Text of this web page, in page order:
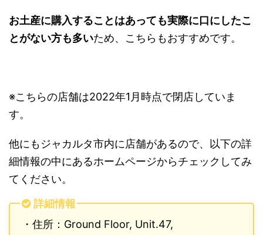
お土産に購入することはあっても実際に口にしたこ
とがない方も多いため、こちらもおすすめです。
※こちらの店舗は2022年1月時点で閉店していま
す。
他にもジャカルタ市内に店舗があるので、以下の詳
細情報の中にあるホームページからチェックしてみ
てください。
詳細情報
・住所：Ground Floor, Unit.47,